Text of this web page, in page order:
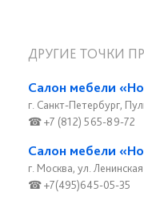
ДРУГИЕ ТОЧКИ
Салон мебели
г. Санкт-Петербург,
☎ +7 (812) 565-89-72
Салон мебели
г. Москва, ул.
☎ +7(495)645-05-35